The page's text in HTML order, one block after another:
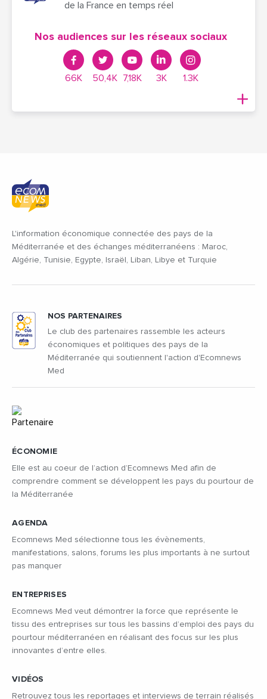
de la France en temps réel
Nos audiences sur les réseaux sociaux
66K 50,4K 7,18K 3K 1.3K
L'information économique connectée des pays de la
Méditerranée et des échanges méditerranéens : Maroc,
Algérie, Tunisie, Egypte, Israël, Liban, Libye et Turquie
ÉCONOMIE
Elle est au coeur de l’action d’Ecomnews Med afin de
comprendre comment se développent les pays du pourtour de
la Méditerranée
AGENDA
Ecomnews Med sélectionne tous les évènements,
manifestations, salons, forums les plus importants à ne surtout
pas manquer
ENTREPRISES
Ecomnews Med veut démontrer la force que représente le
tissu des entreprises sur tous les bassins d’emploi des pays du
pourtour méditerranéen en réalisant des focus sur les plus
innovantes d’entre elles.
VIDÉOS
Retrouvez tous les reportages et interviews de terrain réalisés
NOS PARTENAIRES
Le club des partenaires rassemble les acteurs
économiques et politiques des pays de la
Méditerranée qui soutiennent l'action d'Ecomnews
Med